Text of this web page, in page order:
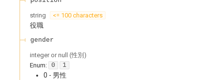
string <= 100 characters
役職
gender
integer or null (性別 )
Enum: 0 1
0 - 男性